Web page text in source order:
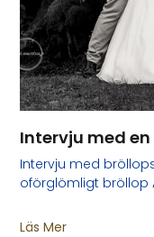
Intervju med
Intervju med
oförglömligt bröllop
Läs Mer